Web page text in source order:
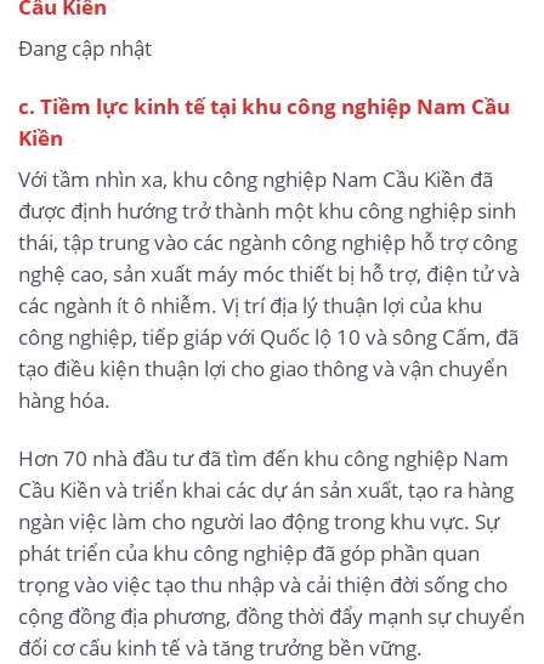
Cầu Kiền
Đang cập nhật
c. Tiềm lực kinh tế tại khu công nghiệp Nam Cầu
Kiền
Với tầm nhìn xa, khu công nghiệp Nam Cầu Kiền đã
được định hướng trở thành một khu công nghiệp sinh
thái, tập trung vào các ngành công nghiệp hỗ trợ công
nghệ cao, sản xuất máy móc thiết bị hỗ trợ, điện tử và
các ngành ít ô nhiễm. Vị trí địa lý thuận lợi của khu
công nghiệp, tiếp giáp với Quốc lộ 10 và sông Cấm, đã
tạo điều kiện thuận lợi cho giao thông và vận chuyển
hàng hóa.
Hơn 70 nhà đầu tư đã tìm đến khu công nghiệp Nam
Cầu Kiền và triển khai các dự án sản xuất, tạo ra hàng
ngàn việc làm cho người lao động trong khu vực. Sự
phát triển của khu công nghiệp đã góp phần quan
trọng vào việc tạo thu nhập và cải thiện đời sống cho
cộng đồng địa phương, đồng thời đẩy mạnh sự chuyển
đổi cơ cấu kinh tế và tăng trưởng bền vững.